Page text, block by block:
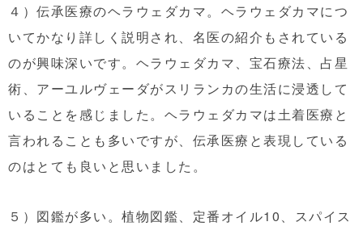
４）伝承医療のヘラウェダカマ。ヘラウェダカマにつ
いてかなり詳しく説明され、名医の紹介もされている
のが興味深いです。ヘラウェダカマ、宝石療法、占星
術、アーユルヴェーダがスリランカの生活に浸透して
いることを感じました。ヘラウェダカマは土着医療と
言われることも多いですが、伝承医療と表現している
のはとても良いと思いました。
５）図鑑が多い。植物図鑑、定番オイル10、スパイス